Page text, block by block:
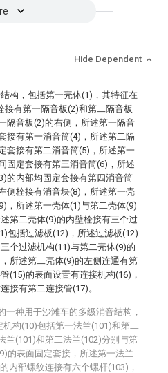
Hide Dependent
构，包括第一壳体(1)，其特征在
接有第一隔音板(2)和第二隔音板
隔音板(2)的右侧，所述第一隔音
接有第一消音筒(4)，所述第二隔
套接有第二消音筒(5)，所述第一
固定套接有第三消音筒(6)，所述
的内部均固定套接有第四消音筒
侧栓接有消音块(8)，所述第一壳
，所述第一壳体(1)与第二壳体(9)
第二壳体(9)的内壁栓接有三个过
包括过滤板(12)，所述过滤板(12)
个过滤机构(11)与第二壳体(9)的
所述第二壳体(9)的左侧连通有第
(15)的表面设置有连接机构(16)，
接有第二连接管(17)。
一种用于沙滩车的多级消音结构，
构(10)包括第一法兰(101)和第二
兰(101)和第二法兰(102)分别与第
的表面固定套接，所述第一法兰
内部螺纹连接有六个螺杆(103)，